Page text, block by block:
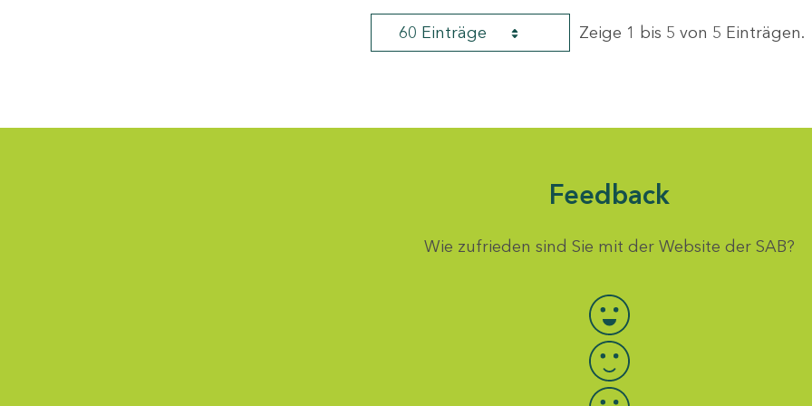
60 Einträge Zeige 1 bis 5 von 5 Einträgen.
Feedback
Wie zufrieden sind Sie mit der Website der SAB?
Bewertung auswählen